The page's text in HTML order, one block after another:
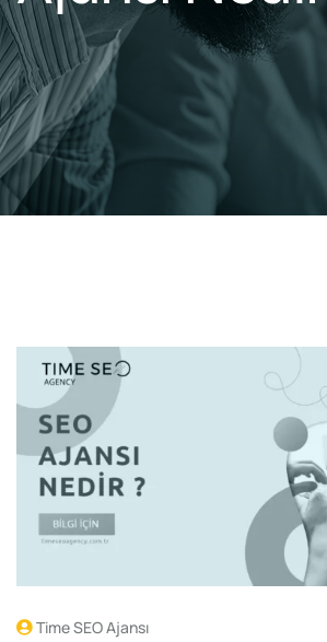
Time SEO Ajansı